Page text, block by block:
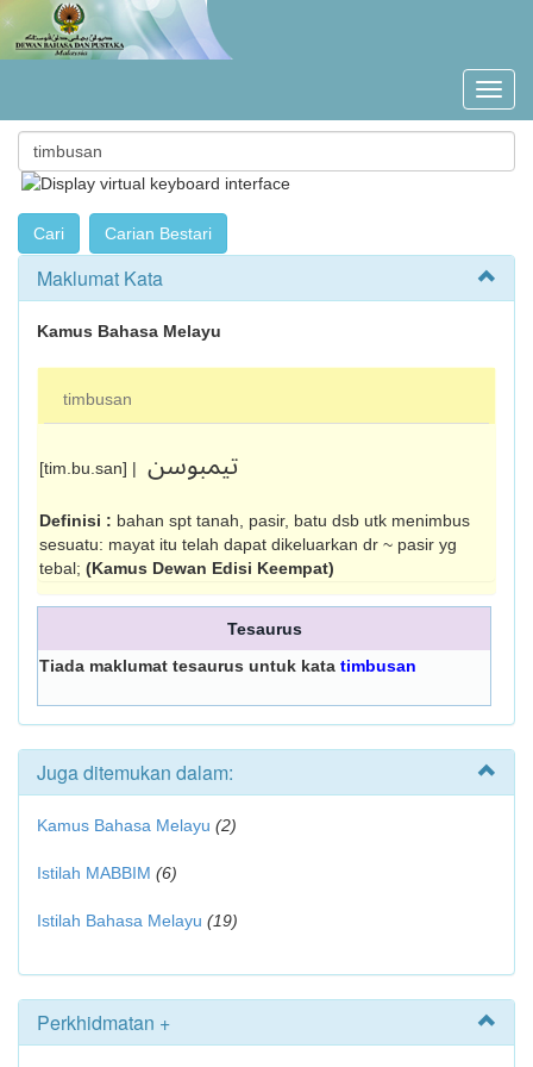
Maklumat Kata
Kamus Bahasa Melayu
timbusan
[tim.bu.san] | تيمبوسن
Definisi : bahan spt tanah, pasir, batu dsb utk menimbus
sesuatu: mayat itu telah dapat dikeluarkan dr ~ pasir yg
tebal; (Kamus Dewan Edisi Keempat)
Tesaurus
Tiada maklumat tesaurus untuk kata timbusan
Juga ditemukan dalam:
Kamus Bahasa Melayu (2)
Istilah MABBIM (6)
Istilah Bahasa Melayu (19)
Perkhidmatan +